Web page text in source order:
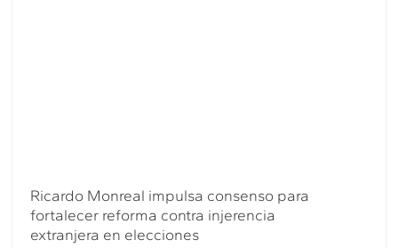
Ricardo Monreal impulsa consenso para
fortalecer reforma contra injerencia
extranjera en elecciones